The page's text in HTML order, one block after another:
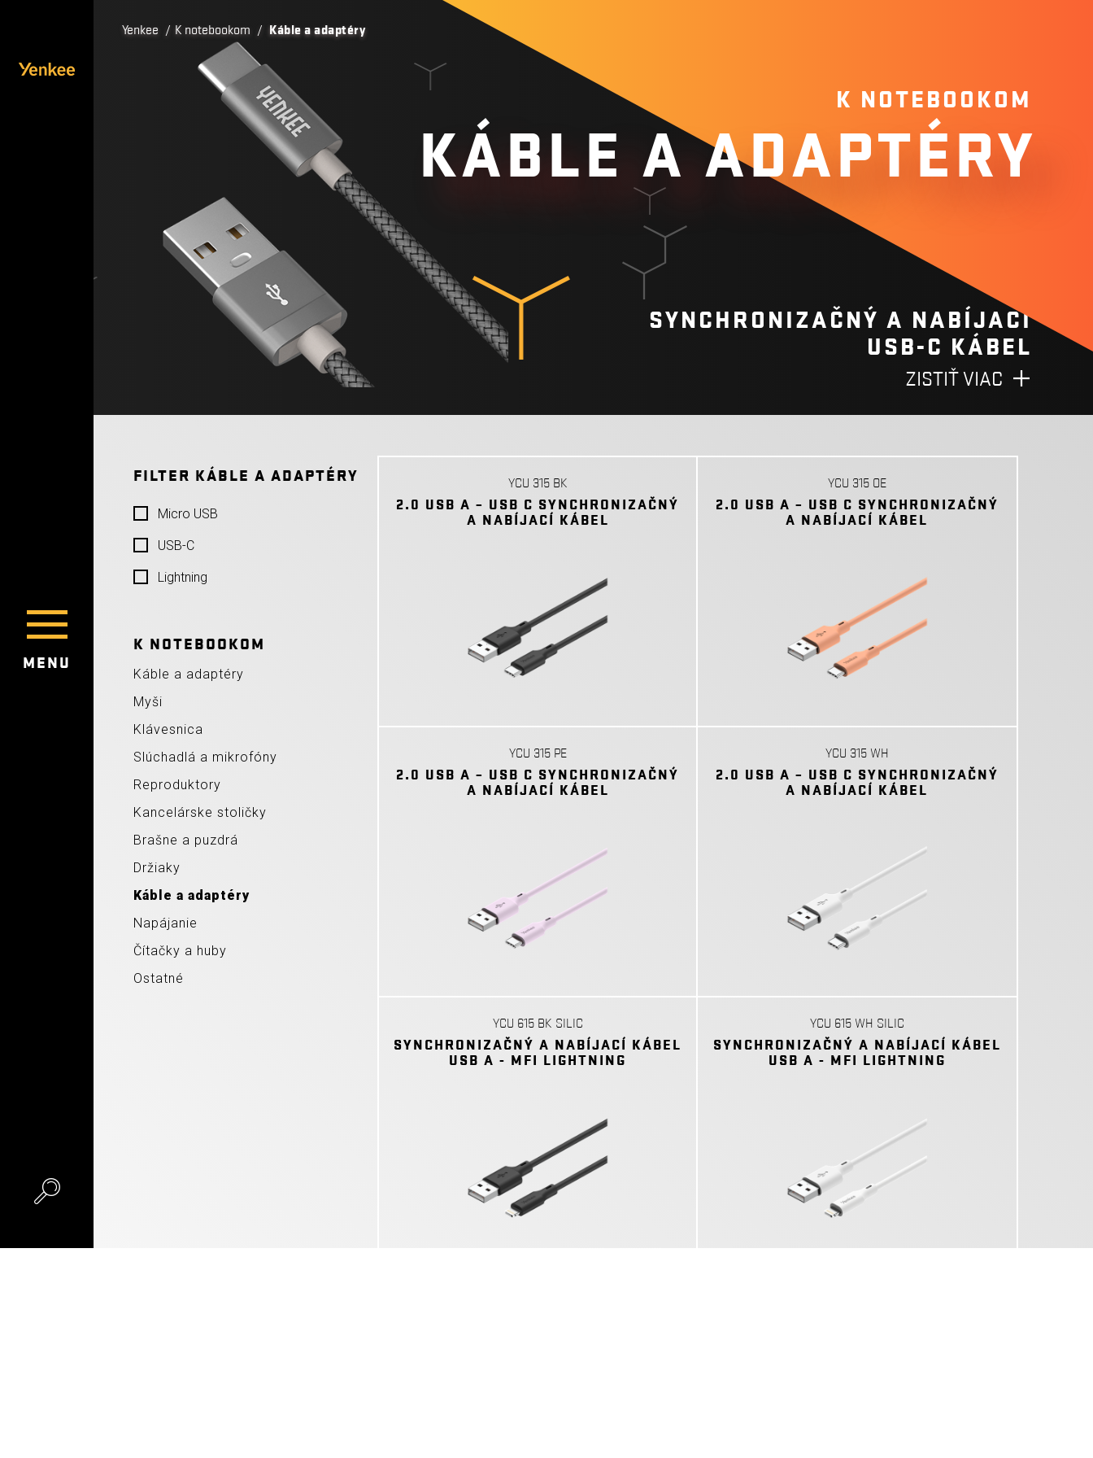
MENU
K NOTEBOOKOM
KÁBLE A ADAPTÉRY
SYNCHRONIZAČNÝ A NABÍJACÍ
USB-C KÁBEL
ZISTIŤ VIAC
Yenkee / K notebookom / Káble a adaptéry
FILTER KÁBLE A ADAPTÉRY
Micro USB
USB-C
Lightning
K NOTEBOOKOM
Káble a adaptéry
Myši
Klávesnica
Slúchadlá a mikrofóny
Reproduktory
Kancelárske stoličky
Brašne a puzdrá
Držiaky
Káble a adaptéry
Napájanie
Čítačky a huby
Ostatné
YCU 315 BK
2.0 USB A – USB C SYNCHRONIZAČNÝ
A NABÍJACÍ KÁBEL
YCU 315 OE
2.0 USB A – USB C SYNCHRONIZAČNÝ
A NABÍJACÍ KÁBEL
YCU 315 PE
2.0 USB A – USB C SYNCHRONIZAČNÝ
A NABÍJACÍ KÁBEL
YCU 315 WH
2.0 USB A – USB C SYNCHRONIZAČNÝ
A NABÍJACÍ KÁBEL
YCU 615 BK SILIC
SYNCHRONIZAČNÝ A NABÍJACÍ KÁBEL
USB A - MFI LIGHTNING
YCU 615 WH SILIC
SYNCHRONIZAČNÝ A NABÍJACÍ KÁBEL
USB A - MFI LIGHTNING